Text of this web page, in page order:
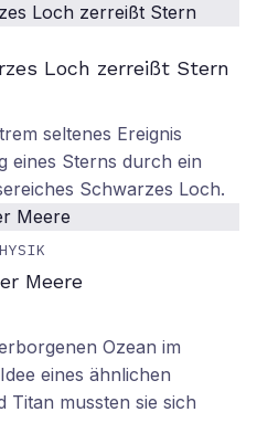
Loch zerreißt Stern
seltenes Ereignis
eines Sterns durch ein
Schwarzes Loch.
Meere
Ozean im
eines ähnlichen
Titan mussten sie sich